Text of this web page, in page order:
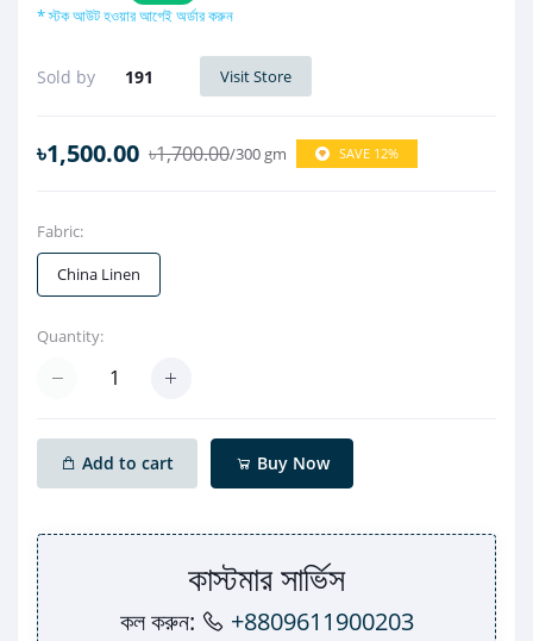
* স্টক আউট হওয়ার আগেই অর্ডার করুন
Sold by 191 Visit Store
৳1,500.00 ৳1,700.00/300 gm SAVE 12%
Fabric:
China Linen
Quantity:
Add to cart Buy Now
কাস্টমার সার্ভিস
কল করুন: +8809611900203